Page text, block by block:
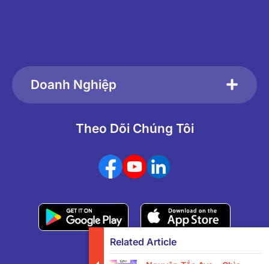
Related Article
Doanh Nghiệp
Theo Dõi Chúng Tôi